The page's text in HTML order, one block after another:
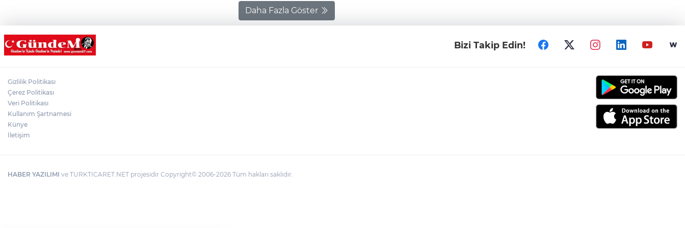
Daha Fazla Göster
Bizi Takip Edin!
Gizlilik Politikası
Çerez Politikası
Veri Politikası
Kullanım Şartnamesi
Künye
İletişim
HABER YAZILIMI ve TURKTICARET.NET projesidir Copyright© 2006-2026 Tüm hakları saklıdır.